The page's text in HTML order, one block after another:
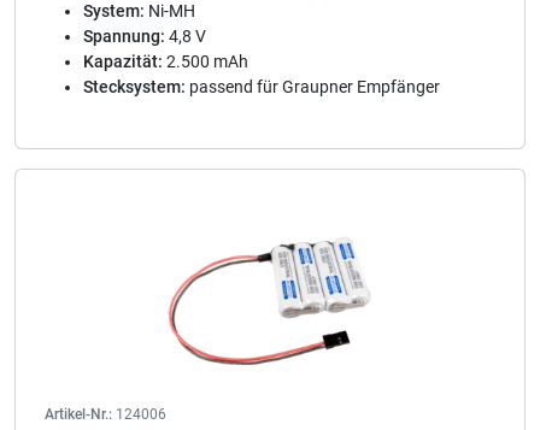
System: Ni-MH
Spannung: 4,8 V
Kapazität: 2.500 mAh
Stecksystem: passend für Graupner Empfänger
Artikel-Nr.: 124006